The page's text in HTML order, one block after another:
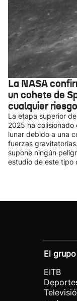
La NASA
un cohete de
cualquier riesgo
La etapa superior
2025 ha
lunar debido a una
fuerzas
supone ningún
estudio de este tipo
El
EITB